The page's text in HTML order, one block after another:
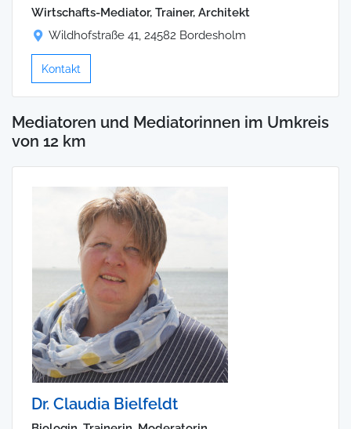
Wirtschafts-Mediator, Trainer, Architekt
Wildhofstraße 41, 24582 Bordesholm
Kontakt
Mediatoren und Mediatorinnen im Umkreis
von 12 km
Dr. Claudia Bielfeldt